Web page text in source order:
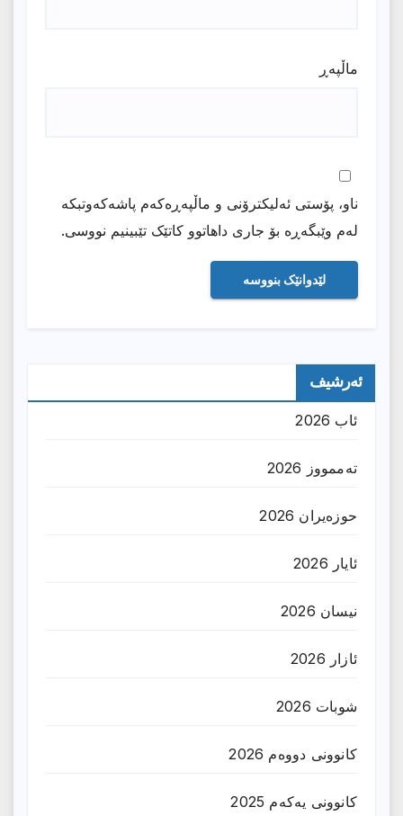
ماڵپه‌ڕ
ناو، پۆستی ئەلیکترۆنی و ماڵپەڕەکەم پاشەکەوتبکە
لەم وێبگەڕە بۆ جاری داهاتوو کاتێک تێبینیم نووسی.
ئەرشیف
ئاب 2026
تەممووز 2026
حوزه‌یران 2026
ئایار 2026
نیسان 2026
ئازار 2026
شوبات 2026
کانوونی دووەم 2026
کانوونی یەکەم 2025